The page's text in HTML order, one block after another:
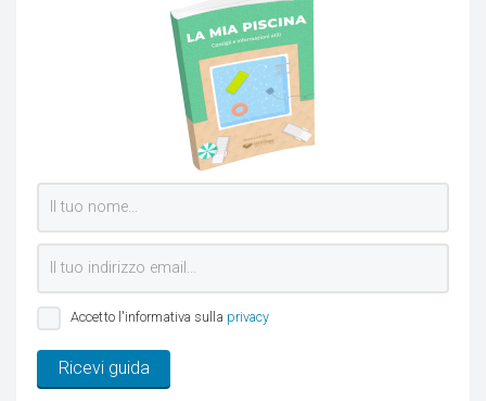
Accetto l'informativa sulla privacy
Ricevi guida